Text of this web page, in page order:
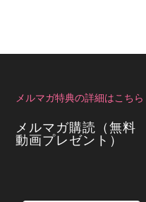
メルマガ特典の詳細はこちら
メルマガ購読（無料
動画プレゼント）